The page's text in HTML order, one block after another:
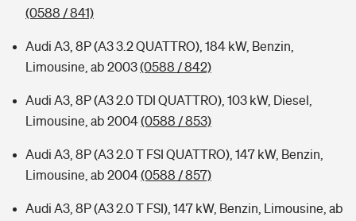
(0588 / 841)
Audi A3, 8P (A3 3.2 QUATTRO), 184 kW, Benzin,
Limousine, ab 2003(0588 / 842)
Audi A3, 8P (A3 2.0 TDI QUATTRO), 103 kW, Diesel,
Limousine, ab 2004(0588 / 853)
Audi A3, 8P (A3 2.0 T FSI QUATTRO), 147 kW, Benzin,
Limousine, ab 2004(0588 / 857)
Audi A3, 8P (A3 2.0 T FSI), 147 kW, Benzin, Limousine, ab